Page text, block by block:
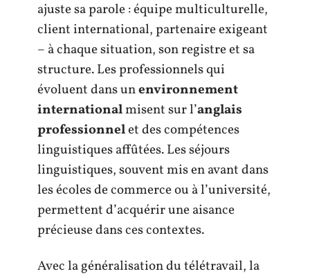
ajuste sa parole : équipe multiculturelle,
client international, partenaire exigeant
– à chaque situation, son registre et sa
structure. Les professionnels qui
évoluent dans unenvironnement
internationalmisent sur l’anglais
professionnelet des compétences
linguistiques affûtées. Les séjours
linguistiques, souvent mis en avant dans
les écoles de commerce ou à l’université,
permettent d’acquérir une aisance
précieuse dans ces contextes.
Avec la généralisation du télétravail, la